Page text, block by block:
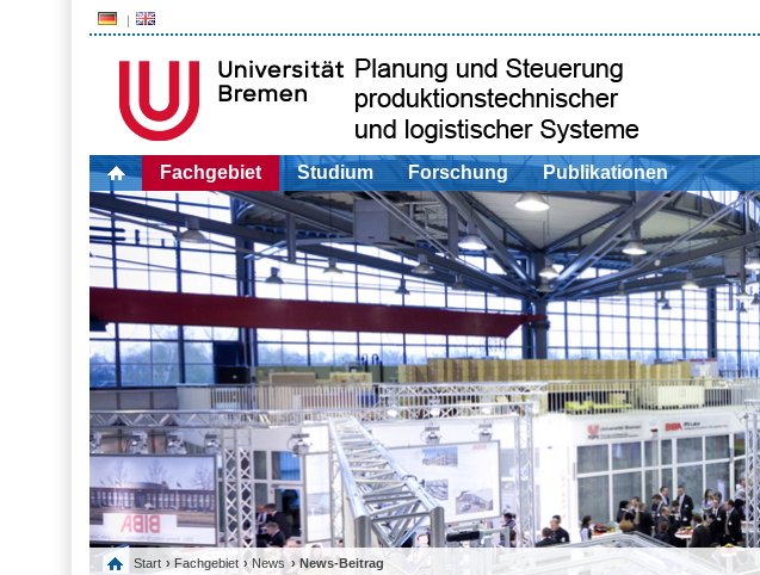
Fachgebiet Studium Forschung Publikationen
Start › Fachgebiet ›News › News-Beitrag